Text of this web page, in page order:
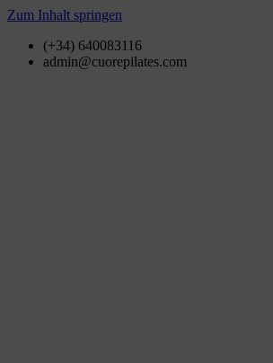
Zum Inhalt springen
(+34) 640083116
admin@cuorepilates.com